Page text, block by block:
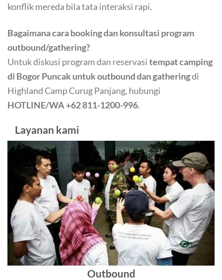
konflik mereda bila tata interaksi rapi.
Bagaimana cara booking dan konsultasi program
outbound/gathering?
Untuk diskusi program dan reservasitempat camping
di Bogor Puncak untuk outbound dan gatheringdi
Highland Camp Curug Panjang, hubungi
HOTLINE/WA +62 811-1200-996.
Layanan kami
Outbound